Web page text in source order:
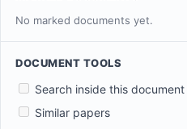
No marked documents yet.
DOCUMENT TOOLS
Search inside this document
Similar papers